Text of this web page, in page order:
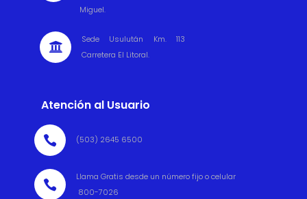
Miguel.

Sede Usulután Km. 113
Carretera El Litoral.
Atención al Usuario
 (503) 2645 6500

Llama Gratis desde un número fijo o celular
800-7026